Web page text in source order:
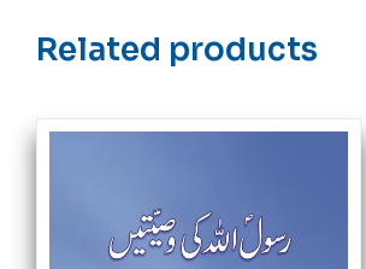
Related products